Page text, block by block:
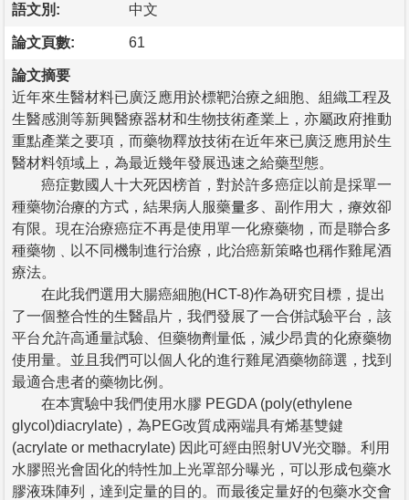
語文別: 中文
論文頁數: 61
論文摘要
近年來生醫材料已廣泛應用於標靶治療之細胞、組織工程及
生醫感測等新興醫療器材和生物技術產業上，亦屬政府推動
重點產業之要項，而藥物釋放技術在近年來已廣泛應用於生
醫材料領域上，為最近幾年發展迅速之給藥型態。
癌症數國人十大死因榜首，對於許多癌症以前是採單一
種藥物治療的方式，結果病人服藥量多、副作用大，療效卻
有限。現在治療癌症不再是使用單一化療藥物，而是聯合多
種藥物﹑以不同機制進行治療，此治癌新策略也稱作雞尾酒
療法。
在此我們選用大腸癌細胞(HCT-8)作為研究目標，提出
了一個整合性的生醫晶片，我們發展了一合併試驗平台，該
平台允許高通量試驗、但藥物劑量低，減少昂貴的化療藥物
使用量。並且我們可以個人化的進行雞尾酒藥物篩選，找到
最適合患者的藥物比例。
在本實驗中我們使用水膠 PEGDA (poly(ethylene
glycol)diacrylate)，為PEG改質成兩端具有烯基雙鍵
(acrylate or methacrylate) 因此可經由照射UV光交聯。利用
水膠照光會固化的特性加上光罩部分曝光，可以形成包藥水
膠液珠陣列，達到定量的目的。而最後定量好的包藥水交會